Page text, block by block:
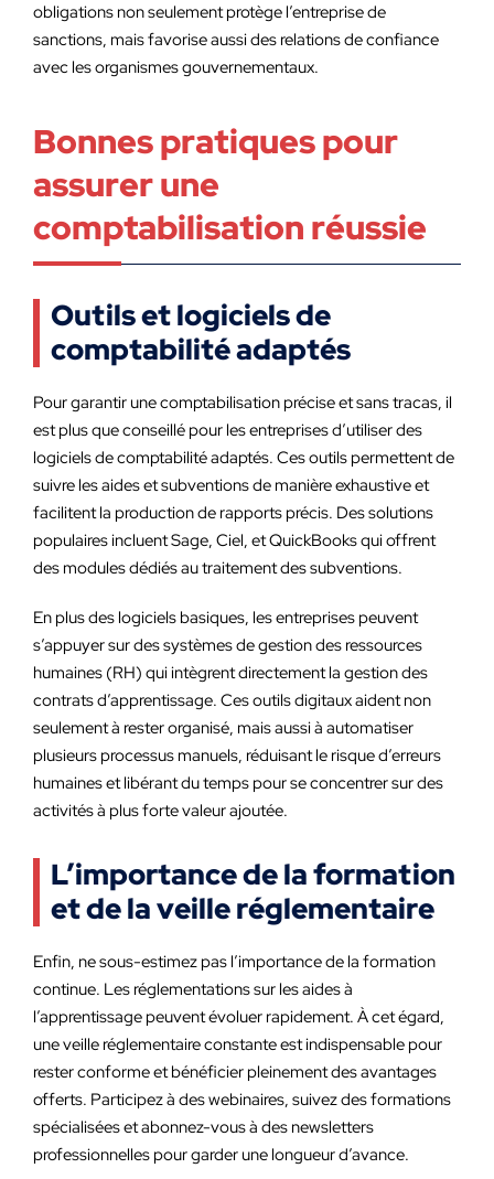
obligations non seulement protège l’entreprise de
sanctions, mais favorise aussi des relations de confiance
avec les organismes gouvernementaux.
Bonnes pratiques pour
assurer une
comptabilisation réussie
Outils et logiciels de
comptabilité adaptés
Pour garantir une comptabilisation précise et sans tracas, il
est plus que conseillé pour les entreprises d’utiliser des
logiciels de comptabilité adaptés. Ces outils permettent de
suivre les aides et subventions de manière exhaustive et
facilitent la production de rapports précis. Des solutions
populaires incluent Sage, Ciel, et QuickBooks qui offrent
des modules dédiés au traitement des subventions.
En plus des logiciels basiques, les entreprises peuvent
s’appuyer sur des systèmes de gestion des ressources
humaines (RH) qui intègrent directement la gestion des
contrats d’apprentissage. Ces outils digitaux aident non
seulement à rester organisé, mais aussi à automatiser
plusieurs processus manuels, réduisant le risque d’erreurs
humaines et libérant du temps pour se concentrer sur des
activités à plus forte valeur ajoutée.
L’importance de la formation
et de la veille réglementaire
Enfin, ne sous-estimez pas l’importance de la formation
continue. Les réglementations sur les aides à
l’apprentissage peuvent évoluer rapidement. À cet égard,
une veille réglementaire constante est indispensable pour
rester conforme et bénéficier pleinement des avantages
offerts. Participez à des webinaires, suivez des formations
spécialisées et abonnez-vous à des newsletters
professionnelles pour garder une longueur d’avance.